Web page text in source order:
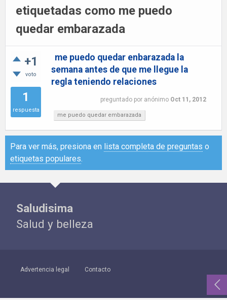
etiquetadas como me puedo
quedar embarazada
+1
voto
1
respuesta
me puedo quedar enbarazada la
semana antes de que me llegue la
regla teniendo relaciones
preguntado por anónimo Oct 11, 2012
me puedo quedar embarazada
Para ver más, presiona en lista completa de preguntas o
etiquetas populares.
Saludisima
Salud y belleza
Advertencia legal Contacto